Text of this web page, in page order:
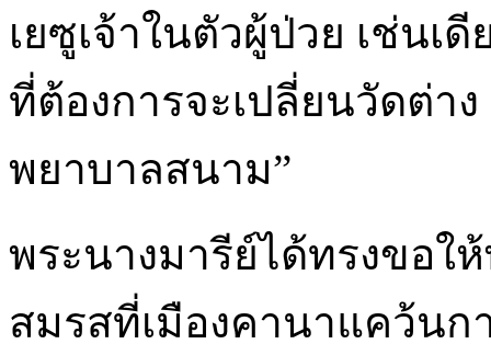
เยซูเจ้าในตัวผู้ป่วย เช่นเ
ที่ต้องการจะเปลี่ยนวัดต่า
พยาบาลสนาม”
พระนางมารีย์ได้ทรงขอใ
สมรสที่เมืองคานาแคว้นก